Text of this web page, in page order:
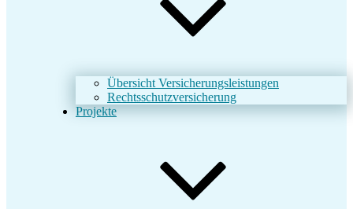
Übersicht Versicherungsleistungen
Rechtsschutzversicherung
Projekte